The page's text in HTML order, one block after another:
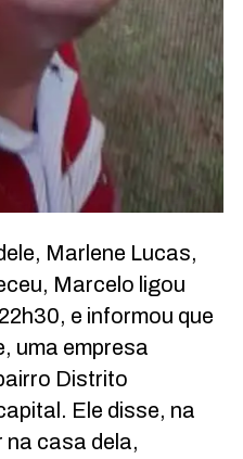
Marlene Lucas,
Marcelo ligou
e informou que
uma empresa
Distrito
Ele disse, na
na casa dela,